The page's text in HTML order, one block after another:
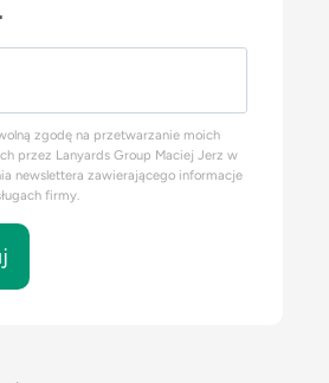
zgodę na przetwarzanie moich
przez Lanyards Group Maciej Jerz w
newslettera zawierającego informacje
firmy.